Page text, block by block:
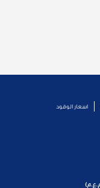
اسعار الوقود